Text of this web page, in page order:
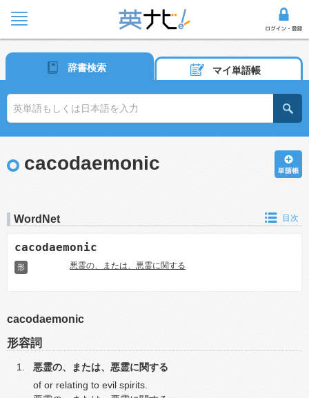
辞書検索 マイ単語帳
cacodaemonic
WordNet 目次
cacodaemonic
形 悪霊の、または、悪霊に関する
cacodaemonic
形容詞
悪霊の、または、悪霊に関する
of or relating to evil spirits.